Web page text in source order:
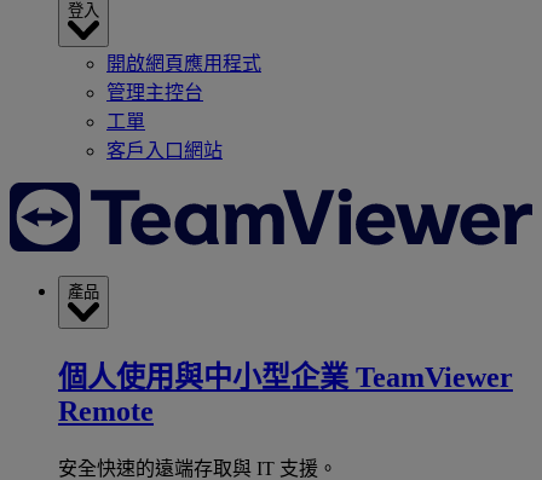
登入
開啟網頁應用程式
管理主控台
工單
客戶入口網站
產品
個人使用與中小型企業 TeamViewer
Remote
安全快速的遠端存取與 IT 支援。